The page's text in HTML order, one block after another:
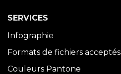
SERVICES
Infographie
Formats de fichiers acceptés
Couleurs Pantone